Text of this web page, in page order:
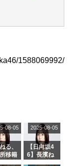
よろしいですか？
gif職人が切り抜いた名シ
・ハメまくりだったｗｗ
るとか大嘘。教育に金を
1588069992/
る、
移籍
08-05
【日向坂4
6】長濱ね
2025-08-05